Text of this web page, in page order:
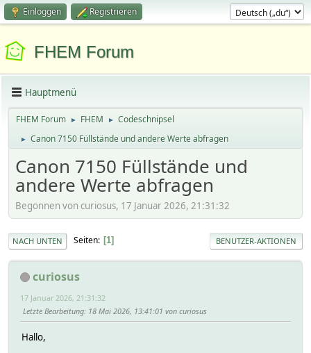
Einloggen Registrieren
FHEM Forum
Hauptmenü
FHEM Forum ► FHEM ► Codeschnipsel
► Canon 7150 Füllstände und andere Werte abfragen
Canon 7150 Füllstände und
andere Werte abfragen
Begonnen von curiosus, 17 Januar 2026, 21:31:32
NACH UNTEN Seiten 1 BENUTZER-AKTIONEN
curiosus
17 Januar 2026, 21:31:32
Letzte Bearbeitung: 18 Mai 2026, 13:41:01 von curiosus
Hallo,